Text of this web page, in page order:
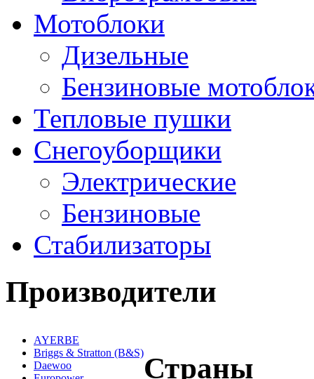
Мотоблоки
Дизельные
Бензиновые
Тепловые пушки
Снегоуборщики
Электрические
Бензиновые
Стабилизаторы
Производители
AYERBE
Briggs & Stratton (B&S)
Daewoo
Страны